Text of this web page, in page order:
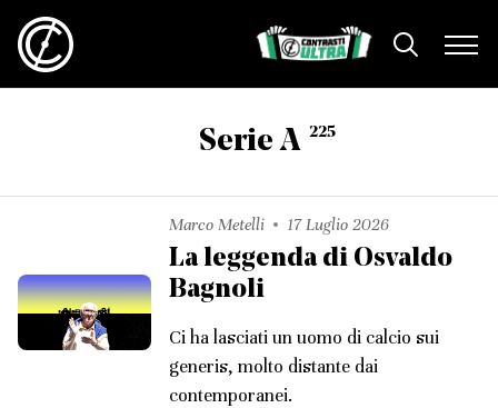
Serie A 225
Marco Metelli 17 Luglio 2026
La leggenda di Osvaldo
Bagnoli
Ci ha lasciati un uomo di calcio sui
generis, molto distante dai
contemporanei.